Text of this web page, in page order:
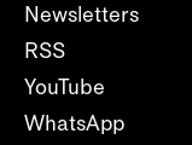
Newsletters
RSS
YouTube
WhatsApp